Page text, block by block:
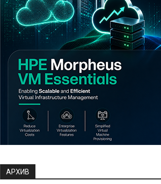
АРХИВ